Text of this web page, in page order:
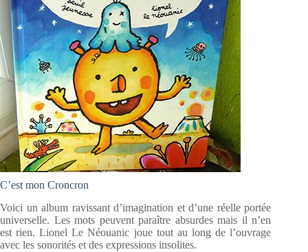
C’est mon Croncron
Voici un album ravissant d’imagination et d’une réelle portée
universelle. Les mots peuvent paraître absurdes mais il n’en
est rien. Lionel Le Néouanic joue tout au long de l’ouvrage
avec les sonorités et des expressions insolites.